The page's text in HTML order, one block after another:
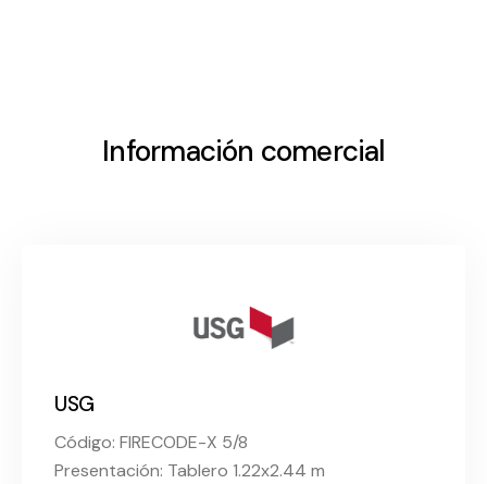
Información comercial
USG
Código: FIRECODE-X 5/8
Presentación: Tablero 1.22x2.44 m